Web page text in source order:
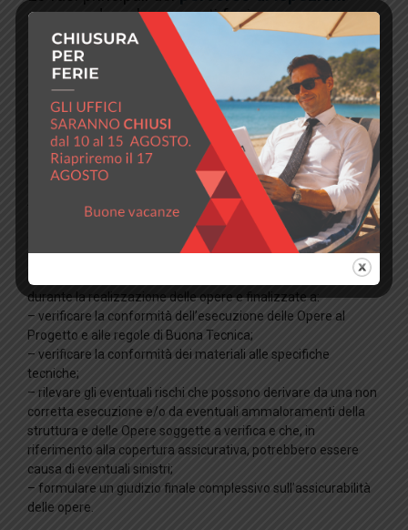
comprendono le seguenti fasi:
Pianificazione delle attività
: sulla base delle informazioni
disponibili e a seguito dell’esame del progetto fornito, RT
effettuerà un’
volta ad individuare le opere e le
lavorazioni che necessitino di maggior controllo e redige
piano dei controlliche consentirà di pianificare le visite in
cantiere in funzione del cronoprogramma corrente dei lavori.
Fase di verifica del progetto
: RT esamina la
documentazione progettuale ed emette unRapporto di
, inteso a fornire i primi pareri sulla
documentazione fornita e/o, eventualmente, a richiedere
ulteriore documentazione nonché eventuali chiarimenti.
Ispettori Qualificati che attraverso visite in cantiere svolte
durante la realizzazione delle opere e finalizzate a:
– verificare la conformità dell’esecuzione delle Opere al
Progetto e alle regole di Buona Tecnica;
– verificare la conformità dei materiali alle specifiche
tecniche;
– rilevare gli eventuali rischi che possono derivare da una non
corretta esecuzione e/o da eventuali ammaloramenti della
struttura e delle Opere soggette a verifica e che, in
riferimento alla copertura assicurativa, potrebbero essere
causa di eventuali sinistri;
– formulare un giudizio finale complessivo sull’assicurabilità
delle opere.